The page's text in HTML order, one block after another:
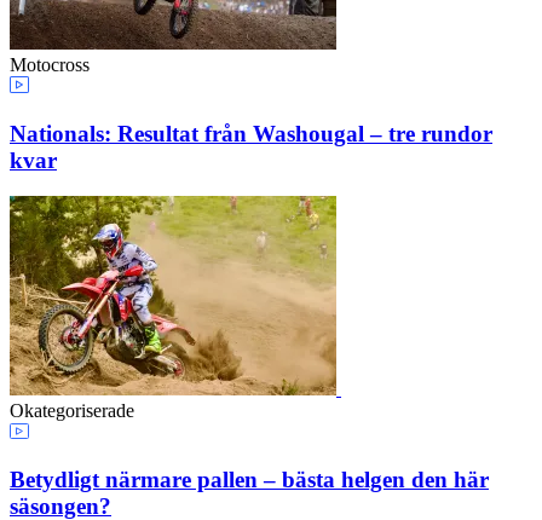
Motocross
Nationals: Resultat från Washougal – tre rundor
kvar
Okategoriserade
Betydligt närmare pallen – bästa helgen den här
säsongen?